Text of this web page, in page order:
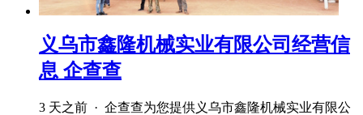
义乌市鑫隆机械实业有限公司经营信
息 企查查
3 天之前 · 企查查为您提供义乌市鑫隆机械实业有限公